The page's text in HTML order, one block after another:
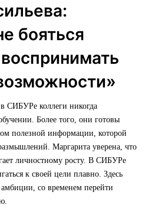
бояться
СИБУРе коллеги никогда
Более того, они готовы
полезной информации, которой
Маргарита уверена, что
личностному росту. В СИБУРе
к своей цели плавно. Здесь
со временем перейти